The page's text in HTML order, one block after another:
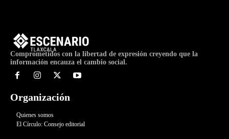
Comprometidos con la libertad de expresión creyendo que la
información encauza el cambio social.
Organización
Quienes somos
El Círculo: Consejo editorial